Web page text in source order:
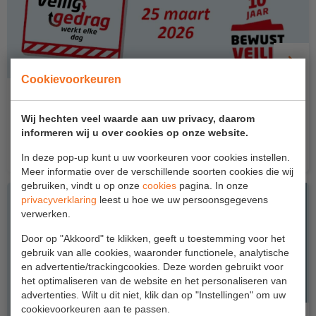
Cookievoorkeuren
Wij hechten veel waarde aan uw privacy, daarom
informeren wij u over cookies op onze website.
In deze pop-up kunt u uw voorkeuren voor cookies instellen.
Meer informatie over de verschillende soorten cookies die wij
gebruiken, vindt u op onze cookies pagina. In onze
privacyverklaring leest u hoe we uw persoonsgegevens
verwerken.
Door op "Akkoord" te klikken, geeft u toestemming voor het
gebruik van alle cookies, waaronder functionele, analytische
en advertentie/trackingcookies. Deze worden gebruikt voor
het optimaliseren van de website en het personaliseren van
advertenties. Wilt u dit niet, klik dan op "Instellingen" om uw
cookievoorkeuren aan te passen.
Project toepassingen
Laagbouw
Projectvoorbeelden
KEURING
Keuring en Inspectie
Ladders en trappen
Steigers
Valbeveiliging
Reparatie en onderhoud
Bewust veilig dag spotlight - Werken met
hoogwerkers
"Veilig gedrag werkt iedere dag" en soms heb je extra
hulp...